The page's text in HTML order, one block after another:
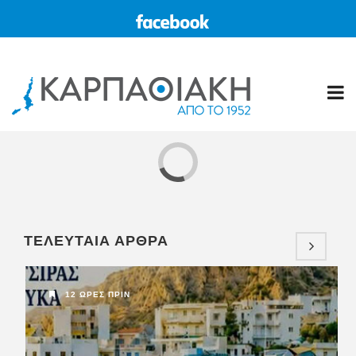
Η “ΚΑΡΠΑΘΙΑΚΗ” στο διαδίκτυο
www.karpa...
5 ΧΡΌΝΙΑ ΠΡΙΝ
ΤΕΛΕΥΤΑΙΑ ΑΡΘΡΑ
12 ΏΡΕΣ ΠΡΙΝ